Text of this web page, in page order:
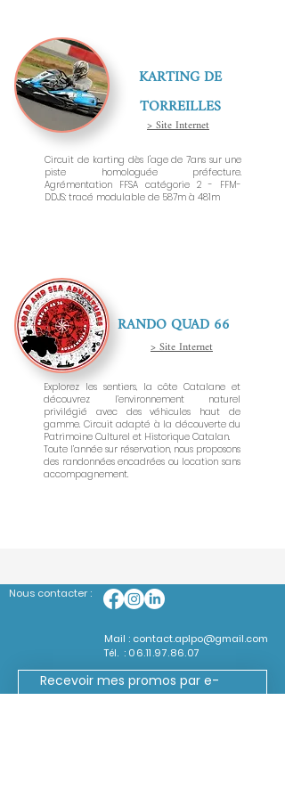
KARTING DE
TORREILLES
Circuit de karting dès l'age de 7ans sur une
piste homologuée préfecture.
Agrémentation FFSA catégorie 2 - FFM-
DDJS: tracé modulable de 587m à 481m
> Site Internet
RANDO QUAD 66
Explorez les sentiers, la côte Catalane et
découvrez l’environnement naturel
privilégié avec des véhicules haut de
gamme. Circuit adapté à la découverte du
Patrimoine Culturel et Historique Catalan.
Toute l’année sur réservation, nous proposons
des randonnées encadrées ou location sans
accompagnement.
> Site Internet
Nous contacter :
Mail : contact.aplpo@gmail.com
Tél. : 06.11.97.86.07
Recevoir mes promos par e-
mail